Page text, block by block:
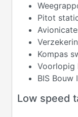
Pitot
Kompas
Voorlopig
BIS Bouw
Low speed